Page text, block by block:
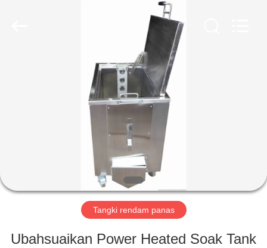
TENTANG
Tangki rendam panas
Ubahsuaikan Power Heated Soak Tank